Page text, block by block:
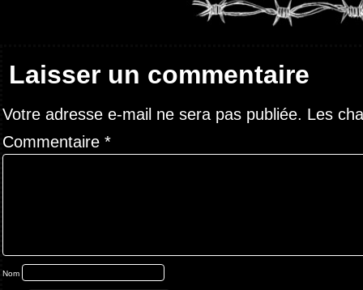
Laisser un commentaire
Votre adresse e-mail ne sera pas publiée. Les
Commentaire *
Nom